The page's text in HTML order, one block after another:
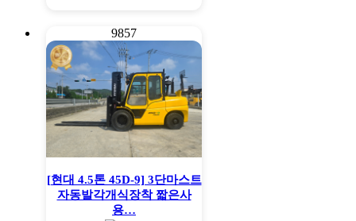
9857
[현대 4.5톤 45D-9] 3단마스트
자동발각개식장착 짧은사
용…